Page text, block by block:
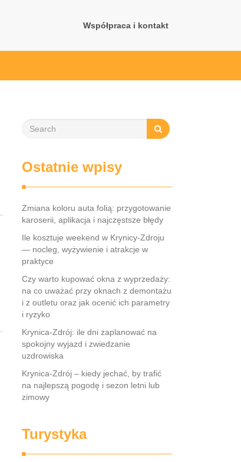
Współpraca i kontakt
Ostatnie wpisy
Zmiana koloru auta folią: przygotowanie
karoserii, aplikacja i najczęstsze błędy
Ile kosztuje weekend w Krynicy-Zdroju
— nocleg, wyżywienie i atrakcje w
praktyce
Czy warto kupować okna z wyprzedaży:
na co uważać przy oknach z demontażu
i z outletu oraz jak ocenić ich parametry
i ryzyko
Krynica-Zdrój: ile dni zaplanować na
spokojny wyjazd i zwiedzanie
uzdrowiska
Krynica-Zdrój – kiedy jechać, by trafić
na najlepszą pogodę i sezon letni lub
zimowy
Turystyka